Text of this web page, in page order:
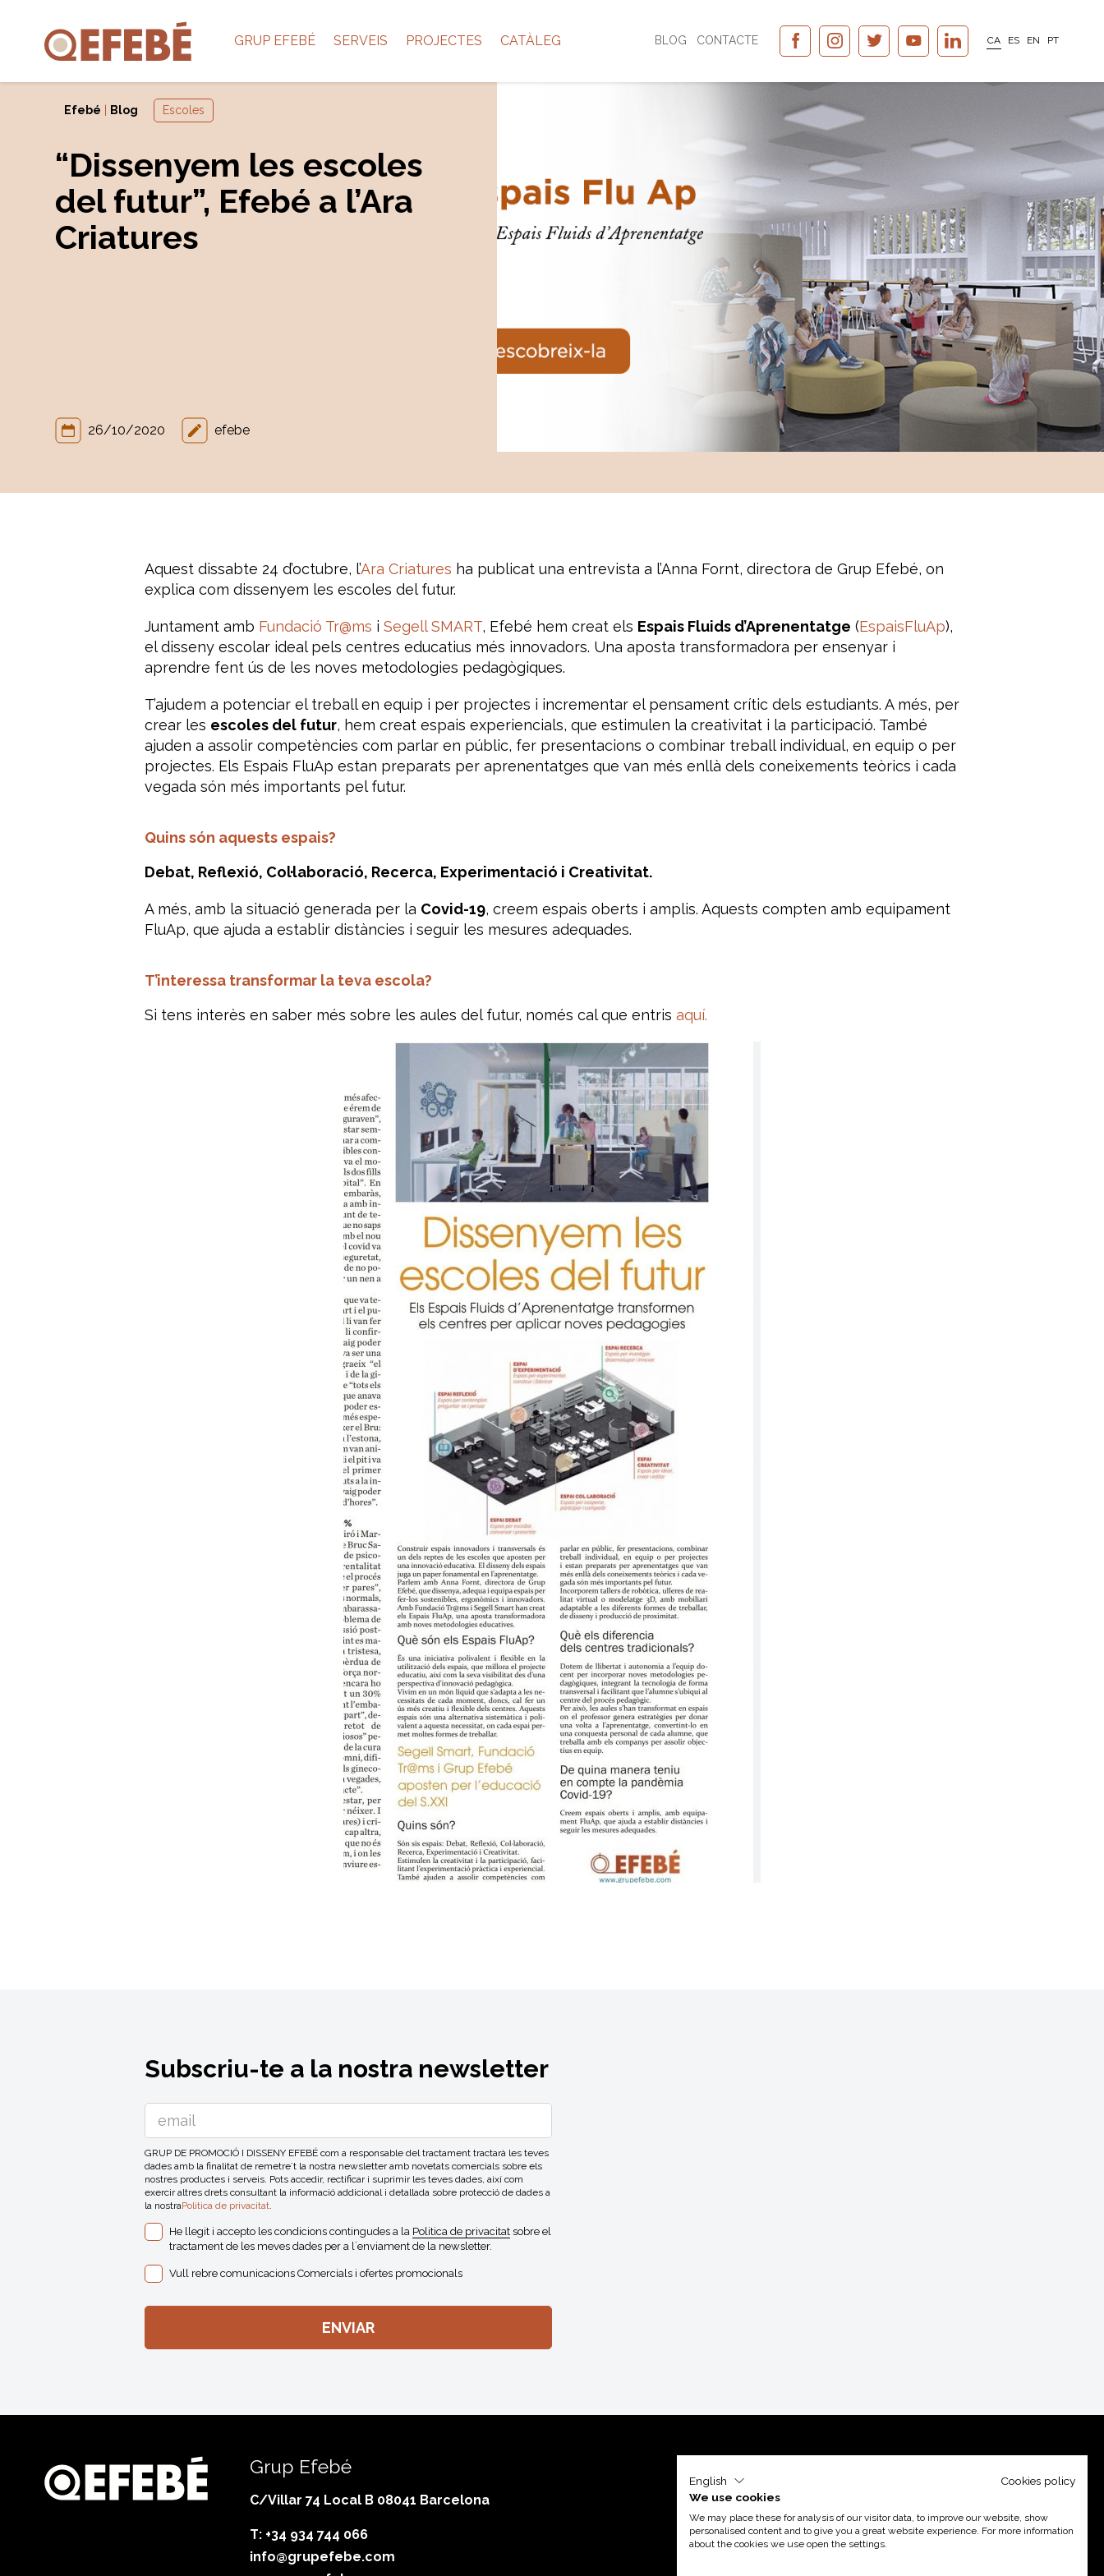
GRUP EFEBÉ SERVEIS PROJECTES CATÀLEG BLOG CONTACTE CA ES EN PT
Efebé Blog Escoles
“Dissenyem les escoles
del futur”, Efebé a l’Ara
Criatures
26/10/2020 efebe
Aquest dissabte 24 d’octubre, l’Ara Criatures ha publicat una entrevista a l’Anna Fornt, directora de Grup Efebé, on
explica com dissenyem les escoles del futur.
Juntament amb Fundació Tr@ms i Segell SMART, Efebé hem creat els Espais Fluids d’Aprenentatge (EspaisFluAp),
el disseny escolar ideal pels centres educatius més innovadors. Una aposta transformadora per ensenyar i
aprendre fent ús de les noves metodologies pedagògiques.
T’ajudem a potenciar el treball en equip i per projectes i incrementar el pensament crític dels estudiants. A més, per
crear les escoles del futur, hem creat espais experiencials, que estimulen la creativitat i la participació. També
ajuden a assolir competències com parlar en públic, fer presentacions o combinar treball individual, en equip o per
projectes. Els Espais FluAp estan preparats per aprenentatges que van més enllà dels coneixements teòrics i cada
vegada són més importants pel futur.
Quins són aquests espais?
Debat, Reflexió, Col·laboració, Recerca, Experimentació i Creativitat.
A més, amb la situació generada per la Covid-19, creem espais oberts i amplis. Aquests compten amb equipament
FluAp, que ajuda a establir distàncies i seguir les mesures adequades.
T’interessa transformar la teva escola?
Si tens interès en saber més sobre les aules del futur, només cal que entris aquí.
Subscriu-te a la nostra newsletter
GRUP DE PROMOCIÓ I DISSENY EFEBÉ com a responsable del tractament tractarà les teves
dades amb la finalitat de remetre´t la nostra newsletter amb novetats comercials sobre els
nostres productes i serveis. Pots accedir, rectificar i suprimir les teves dades, així com
exercir altres drets consultant la informació addicional i detallada sobre protecció de dades a
la nostraPolitica de privacitat.
He llegit i accepto les condicions contingudes a la Politica de privacitatsobre el
tractament de les meves dades per a l´enviament de la newsletter.
Vull rebre comunicacions Comercials i ofertes promocionals
Grup Efebé
C/Villar 74 Local B 08041 Barcelona
T: +34 934 744 066
info@grupefebe.com
English
Cookies policy
We use cookies
We may place these for analysis of our visitor data, to improve our website, show
personalised content and to give you a great website experience. For more information
about the cookies we use open the settings.